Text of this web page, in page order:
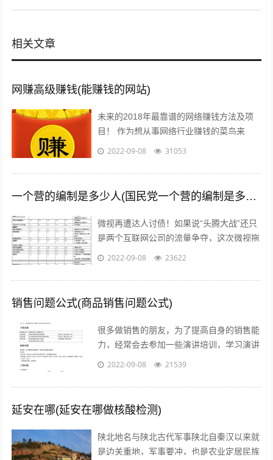
相关文章
网赚高级赚钱(能赚钱的网站)
未来的2018年最靠谱的网络赚钱方法及项
目！ 作为想从事网络行业赚钱的菜鸟来
说，那些打字、注册发帖、打码、挂机、时
2022-09-08 31053
一个营的编制是多少人(国民党一个营的编制是多少人)
微视再遭达人讨债！如果说“头腾大战”还只
是两个互联网公司的流量争夺，这次微视拖
欠达人补贴额的行为，无疑是雪上加霜，让
2022-09-08 23622
销售问题公式(商品销售问题公式)
很多做销售的朋友，为了提高自身的销售能
力，经常会去参加一些演讲培训，学习演讲
能力，训练自己的执行力，树立强大销售自
2022-09-08 21539
延安在哪(延安在哪做核酸检测)
陕北地名与陕北古代军事陕北自秦汉以来就
是边关重地，军事要冲，也是农业定居民族